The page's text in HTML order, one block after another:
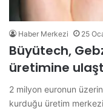
Haber Merkezi 25
Büyütech,
üretimine
2 milyon euronun
kurduğu üretim